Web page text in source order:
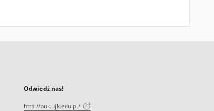
Odwiedź nas!
http://buk.ujk.edu.pl/